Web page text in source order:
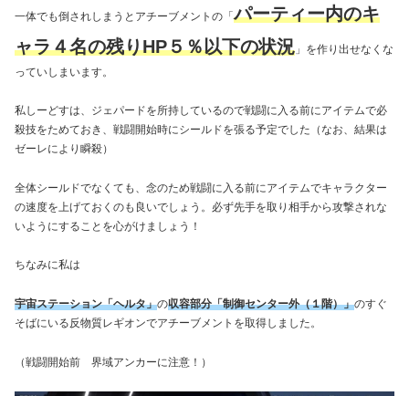
一体でも倒されしまうとアチーブメントの「パーティー内のキ
ャラ４名の残りHP５％以下の状況 」を作り出せなくな
っていしまいます。
私しーどすは、ジェパードを所持しているので戦闘に入る前にアイテムで必
殺技をためておき、戦闘開始時にシールドを張る予定でした（なお、結果は
ゼーレにより瞬殺）
全体シールドでなくても、念のため戦闘に入る前にアイテムでキャラクター
の速度を上げておくのも良いでしょう。必ず先手を取り相手から攻撃されな
いようにすることを心がけましょう！
ちなみに私は
宇宙ステーション「ヘルタ」の収容部分「制御センター外（１階）」のすぐ
そばにいる反物質レギオンでアチーブメントを取得しました。
（戦闘開始前 界域アンカーに注意！）